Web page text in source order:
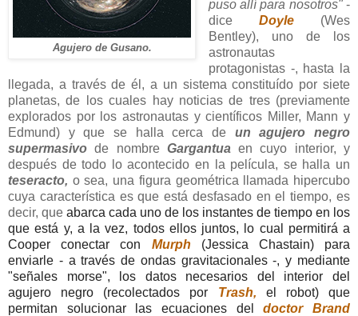
Agujero de Gusano.
puso allí para nosotros"-
dice Doyle(Wes
Bentley), uno de los
astronautas
protagonistas -, hasta la
llegada, a través de él, a un sistema constituído por siete
planetas, de los cuales hay noticias de tres (previamente
explorados por los astronautas y científicos Miller, Mann y
Edmund) y que se halla cerca de un agujero negro
supermasivo de nombre Gargantua en cuyo interior, y
después de todo lo acontecido en la película, se halla un
teseracto, o sea, una figura geométrica llamada hipercubo
cuya característica es que está desfasado en el tiempo, es
decir, que abarca cada uno de los instantes de tiempo en los
que está y, a la vez, todos ellos juntos, lo cual permitirá a
Cooper conectar con Murph (Jessica Chastain) para
enviarle - a través de ondas gravitacionales -, y mediante
"señales morse", los datos necesarios del interior del
agujero negro (recolectados por Trash, el robot) que
permitan solucionar las ecuaciones deldoctor Brand